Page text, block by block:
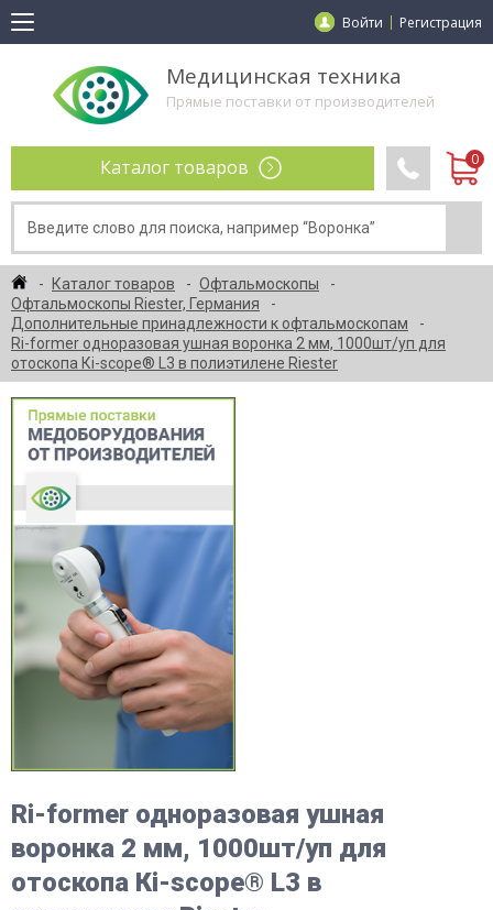
Войти Регистрация
Медицинская техника
Прямые поставки от производителей
Каталог товаров
Каталог товаров
Офтальмоскопы
Офтальмоскопы Riester, Германия
Дополнительные принадлежности к офтальмоскопам
Ri-former одноразовая ушная воронка 2 мм, 1000шт/уп для
отоскопа Кi-scope® L3 в полиэтилене Riester
Ri-former одноразовая ушная
воронка 2 мм, 1000шт/уп для
отоскопа Кi-scope® L3 в